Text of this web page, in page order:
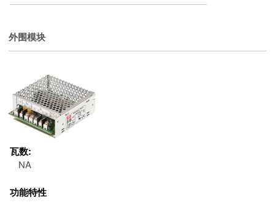
外围模块
瓦数:
NA
功能特性